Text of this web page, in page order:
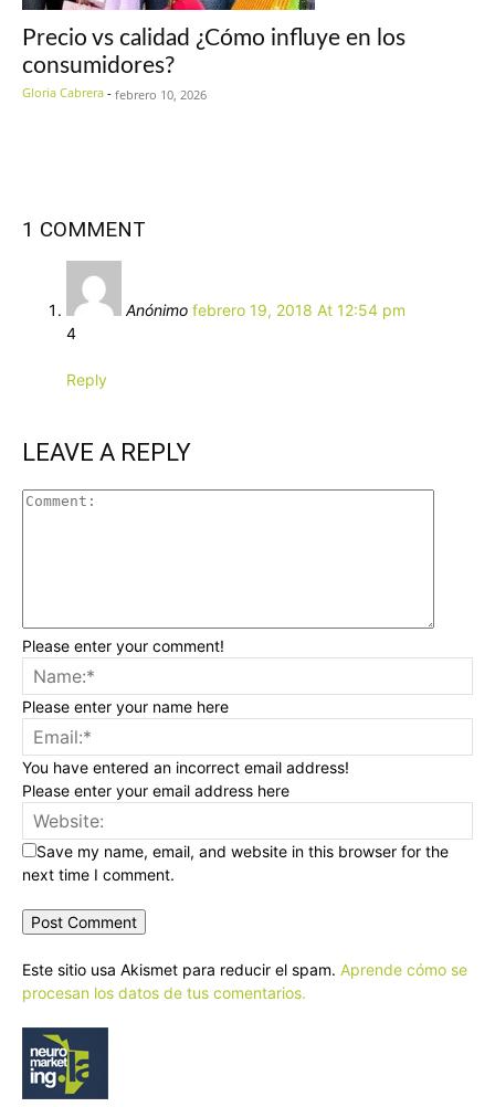
Precio vs calidad ¿Cómo influye en los
consumidores?
Gloria Cabrera - febrero 10, 2026
1 COMMENT
Anónimo febrero 19, 2018 At 12:54 pm
4
Reply
LEAVE A REPLY
Please enter your comment!
Please enter your name here
You have entered an incorrect email address!
Please enter your email address here
Save my name, email, and website in this browser for the
next time I comment.
Este sitio usa Akismet para reducir el spam. Aprende cómo se
procesan los datos de tus comentarios.